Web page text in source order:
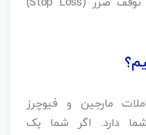
مارجین و فیوچرز
دارد. اگر شما یک